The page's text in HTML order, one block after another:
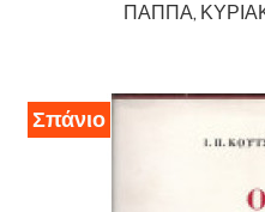
ΠΑΠΠΆ,
Σπάνιο